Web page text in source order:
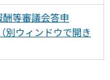
等審議会答申
別ウィンドウで開き